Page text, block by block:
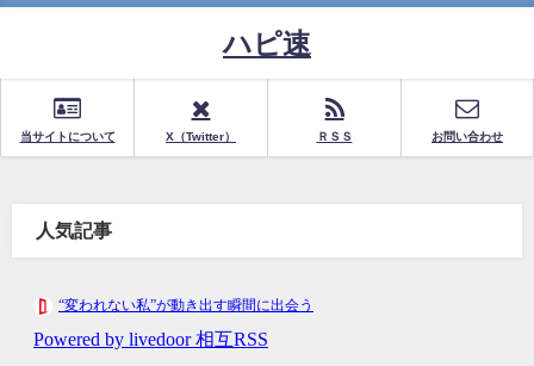
ハピ速
当サイトについて X（Twitter） ＲＳＳ お問い合わせ
人気記事